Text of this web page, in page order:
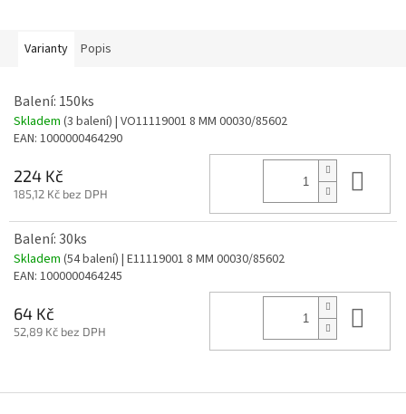
Varianty Popis
Balení: 150ks
Skladem (3 balení) | VO11119001 8 MM 00030/85602
EAN: 1000000464290
224 Kč
185,12 Kč bez DPH
Balení: 30ks
Skladem (54 balení) | E11119001 8 MM 00030/85602
EAN: 1000000464245
64 Kč
52,89 Kč bez DPH